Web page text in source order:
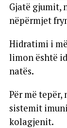
Gjatë gjumit,
nëpërmjet
Hidratimi i
limon është
natës.
Për më
sistemit
kolagjenit.